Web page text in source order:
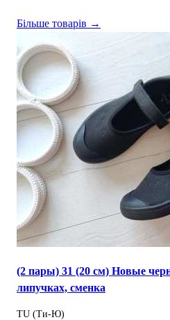
Більше товарів →
(2 пары) 31 (20 см) Новые
липучках, сменка
TU (Ти-Ю)